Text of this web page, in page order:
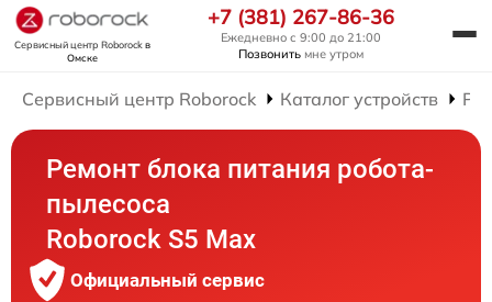
Сервисный центр Roborockв
Омске
+7 (381) 267-86-36
Ежедневно с 9:00 до 21:00
Позвонить мне утром
Сервисный центр Roborock Каталог устройств
Ремонт блока питания робота-
пылесоса
Roborock S5 Max
Официальный сервис